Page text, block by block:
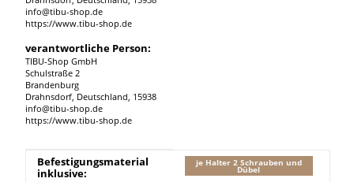
info@tibu-shop.de
https://www.tibu-shop.de
verantwortliche Person:
TIBU-Shop GmbH
Schulstraße 2
Brandenburg
Drahnsdorf, Deutschland, 15938
info@tibu-shop.de
https://www.tibu-shop.de
Produkteigenschaft
Wert
Befestigungsmaterial
inklusive:
je Halter 2 Schrauben und
Dübel